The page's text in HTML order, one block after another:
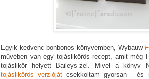
Egyik kedvenc bonbonos könyvemben, Wybauw
művében van egy tojáslikőrös recept, amit még
tojáslikőr helyett Baileys-zel. Mivel a könyv
tojáslikőrös verzióját csekkoltam gyorsan - és